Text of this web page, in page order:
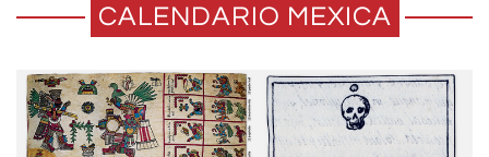
CALENDARIO MEXICA